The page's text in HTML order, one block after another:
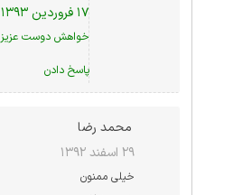
۱۷ فروردین ۱۳۹۳
خواهش دوست عزیز
پاسخ دادن
محمد رضا
۲۹ اسفند ۱۳۹۲
خیلی ممنون